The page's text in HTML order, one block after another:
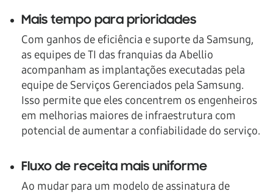
Mais tempo para prioridades
Com ganhos de eficiência e suporte da Samsung,
as equipes de TI das franquias da Abellio
acompanham as implantações executadas pela
equipe de Serviços Gerenciados pela Samsung.
Isso permite que eles concentrem os engenheiros
em melhorias maiores de infraestrutura com
potencial de aumentar a confiabilidade do serviço.
Fluxo de receita mais uniforme
Ao mudar para um modelo de assinatura de